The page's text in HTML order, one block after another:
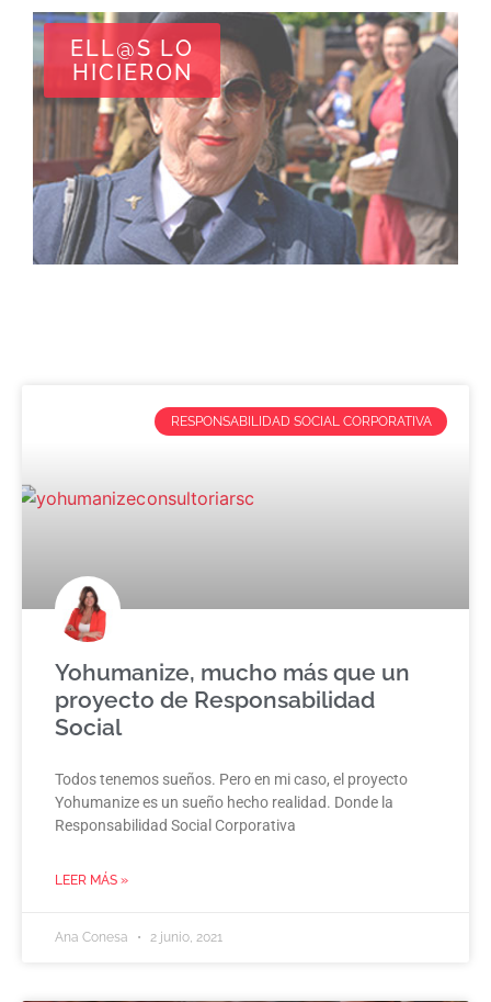
ELL@S LO
HICIERON
RESPONSABILIDAD SOCIAL CORPORATIVA
Yohumanize, mucho más que un
proyecto de Responsabilidad
Social
Todos tenemos sueños. Pero en mi caso, el proyecto
Yohumanize es un sueño hecho realidad. Donde la
Responsabilidad Social Corporativa
LEER MÁS »
Ana Conesa 2 junio, 2021